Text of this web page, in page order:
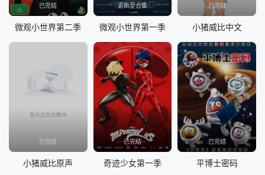
已完结
微观小世界第二季
更新至合集
微观小世界第一季
已完结
小猪威比中文
已完结
小猪威比原声
已完结
奇迹少女第一季
已完结
平博士密码